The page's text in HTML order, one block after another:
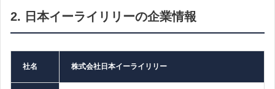
2. 日本イーライリリーの企業情報
社名 株式会社日本イーライリリー